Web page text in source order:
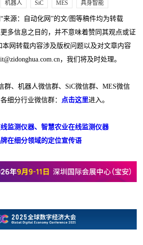
机器人 SiC MES 具身智能
来源：自动化网”的文/图等稿件均为转载
多信息之目的，并不意味着赞同其观点或证
网转载内容涉及版权问题以及对文章内容
，我们将及时处理。
群、机器人微信群、SiC微信群、MES微信
细分行业微信群： 点击这里进入。
监测仪器、智慧农业在线监测仪器
在细分领域的定位宣传语